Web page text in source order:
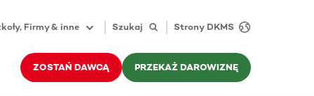
Firmy & inne Szukaj Strony DKMS
ZOSTAŃ DAWCĄ PRZEKAŻ DAROWIZNĘ